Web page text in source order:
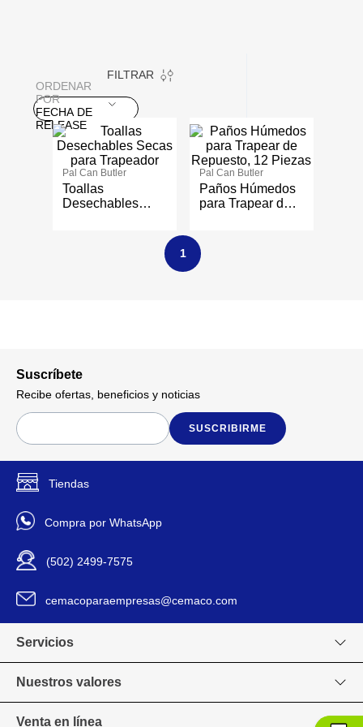
FILTRAR
ORDENAR
POR
FECHA DE
RELEASE
Pal Can Butler
Toallas
Desechables
Pal Can Butler
Paños Húmedos
para Trapear de
1
Suscríbete
Recibe ofertas, beneficios y noticias
SUSCRIBIRME
Tiendas
Compra por WhatsApp
(502) 2499-7575
cemacoparaempresas@cemaco.com
Servicios
Nuestros valores
Venta en línea